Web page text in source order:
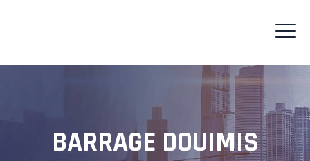
BARRAGE DOUIMIS